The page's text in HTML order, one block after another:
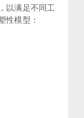
以满足不同工
性模型：